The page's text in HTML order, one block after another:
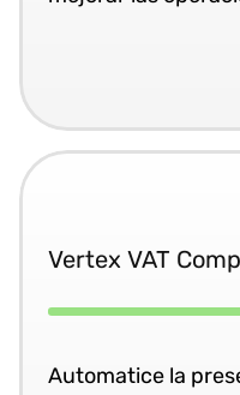
Vertex VAT
Automatice la